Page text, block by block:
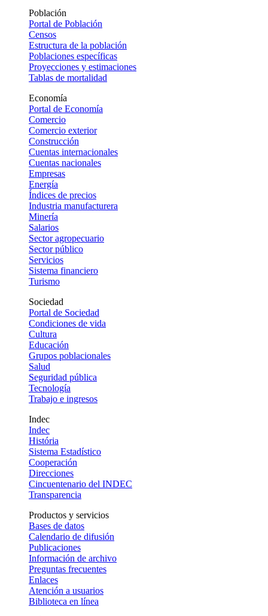
Población
Portal de Población
Censos
Estructura de la población
Poblaciones específicas
Proyecciones y estimaciones
Tablas de mortalidad
Economía
Portal de Economía
Comercio
Comercio exterior
Construcción
Cuentas internacionales
Cuentas nacionales
Empresas
Energía
Índices de precios
Industria manufacturera
Minería
Salarios
Sector agropecuario
Sector público
Servicios
Sistema financiero
Turismo
Sociedad
Portal de Sociedad
Condiciones de vida
Cultura
Educación
Grupos poblacionales
Salud
Seguridad pública
Tecnología
Trabajo e ingresos
Indec
Indec
História
Sistema Estadístico
Cooperación
Direcciones
Cincuentenario del INDEC
Transparencia
Productos y servicios
Bases de datos
Calendario de difusión
Publicaciones
Información de archivo
Preguntas frecuentes
Enlaces
Atención a usuarios
Biblioteca en línea